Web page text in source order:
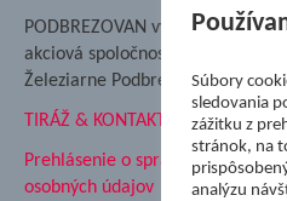
PODBREZOVAN vydáva
akciová spoločnosť
Železiarne Podbrezová
TIRÁŽ & KONTAKT
Prehlásenie o spracovaní
osobných údajov
Súbory
sledovania
zážitku z
stránok, na
analýzu